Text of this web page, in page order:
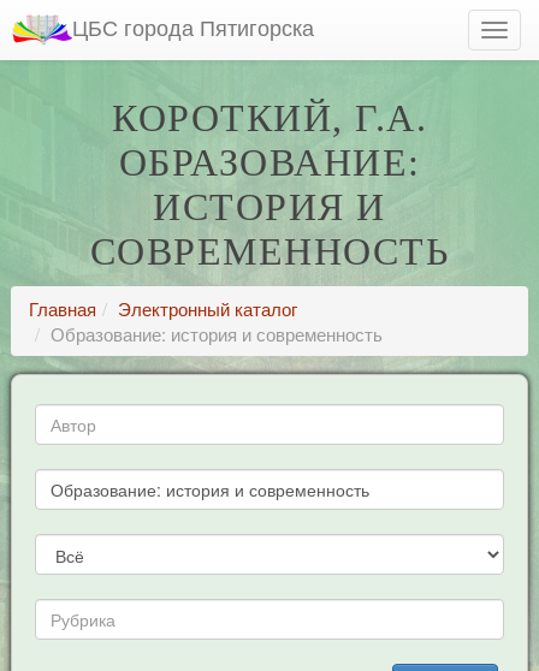
ЦБС города Пятигорска
КОРОТКИЙ, Г.А.
ОБРАЗОВАНИЕ:
ИСТОРИЯ И
СОВРЕМЕННОСТЬ
Главная
Электронный каталог
Образование: история и современность